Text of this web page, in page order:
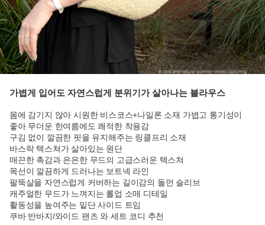
가볍게 입어도 자연스럽게 분위기가 살아나는 블라우스
몸에 감기지 않아 시원한 비스코스+나일론 소재 가볍고 통기성이
좋아 무더운 한여름에도 쾌적한 착용감
구김 없이 깔끔한 핏을 유지해주는 링클프리 소재
바스락 텍스쳐가 살아있는 원단
매끈한 촉감과 은은한 무드의 고급스러운 텍스쳐
목선이 깔끔하게 드러나는 보트넥 라인
팔뚝살을 자연스럽게 커버하는 길이감의 돌먼 슬리브
캐주얼한 무드가 느껴지는 롤업 소매 디테일
활동성을 높여주는 밑단 사이드 트임
쿠바 반바지/와이드 팬츠 와 세트 코디 추천